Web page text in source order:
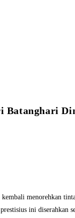
menorehkan
prestisius ini diserahkan